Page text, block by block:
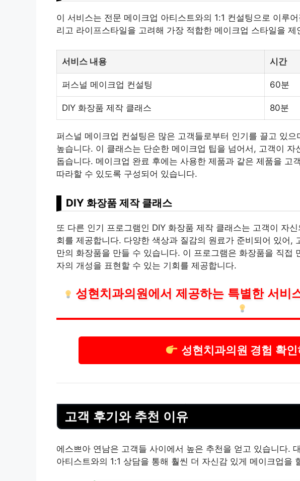
이 서비스는 전문 메이크업 아티스트와의 1:1 컨설팅으로 이루
리고 라이프스타일을 고려해 가장 적합한 메이크업 스타일을 제
서비스 내용 시간
퍼스널 메이크업 컨설팅 60분
DIY 화장품 제작 클래스 80분
퍼스널 메이크업 컨설팅은 많은 고객들로부터 인기를 끌고 있
높습니다. 이 클래스는 단순한 메이크업 팁을 넘어서, 고객이 자
돕습니다. 메이크업 완료 후에는 사용한 제품과 같은 제품을 고
따라할 수 있도록 구성되어 있습니다.
DIY 화장품 제작 클래스
또 다른 인기 프로그램인 DIY 화장품 제작 클래스는 고객이 자신
회를 제공합니다. 다양한 색상과 질감의 원료가 준비되어 있어,
만의 화장품을 만들 수 있습니다. 이 프로그램은 화장품을 직접
자의 개성을 표현할 수 있는 기회를 제공합니다.
성현치과의원에서 제공하는 특별한 서비
성현치과의원 경험 확인
고객 후기와 추천 이유
에스쁘아 연남은 고객들 사이에서 높은 추천을 얻고 있습니다.
아티스트와의 1:1 상담을 통해 훨씬 더 자신감 있게 메이크업을